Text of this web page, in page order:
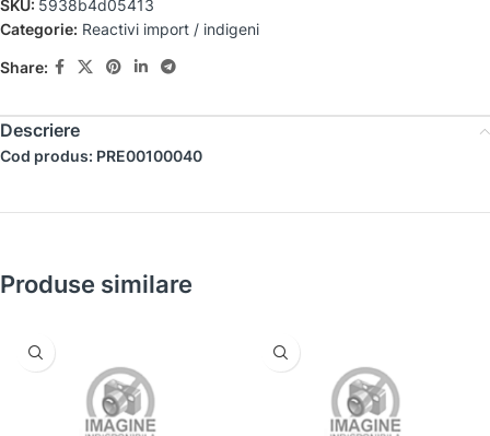
SKU: 5938b4d05413
Categorie: Reactivi import / indigeni
Share:
Descriere
Cod produs: PRE00100040
Produse similare